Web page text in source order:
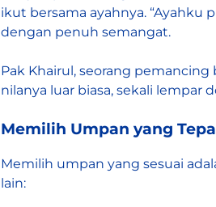
ikut bersama ayahnya.
dengan penuh semangat.
Pak Khairul, seorang pemancing
nilanya luar biasa, sekali lempar
Memilih Umpan yang
Memilih umpan yang sesuai
lain: